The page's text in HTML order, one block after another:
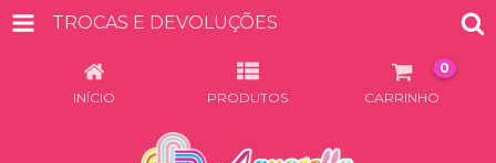
TROCAS E DEVOLUÇÕES
INÍCIO PRODUTOS CARRINHO
0